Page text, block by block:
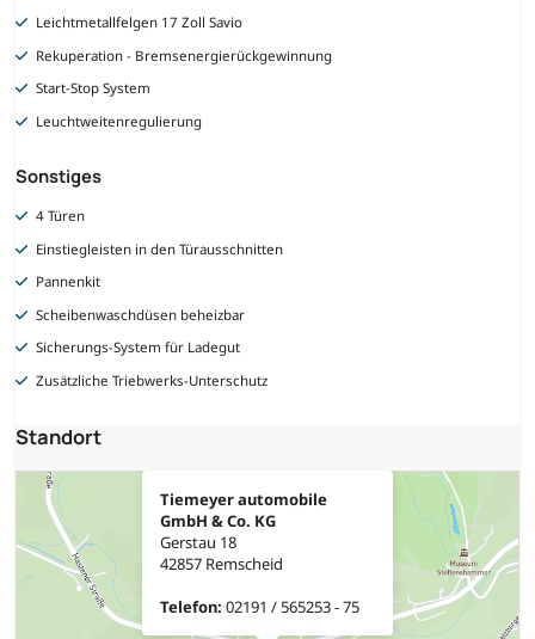
Leichtmetallfelgen 17 Zoll Savio
Rekuperation - Bremsenergierückgewinnung
Start-Stop System
Leuchtweitenregulierung
Sonstiges
4 Türen
Einstiegleisten in den Türausschnitten
Pannenkit
Scheibenwaschdüsen beheizbar
Sicherungs-System für Ladegut
Zusätzliche Triebwerks-Unterschutz
Standort
Tiemeyer automobile
GmbH & Co. KG
Gerstau 18
42857 Remscheid
Telefon: 02191 / 565253 - 75